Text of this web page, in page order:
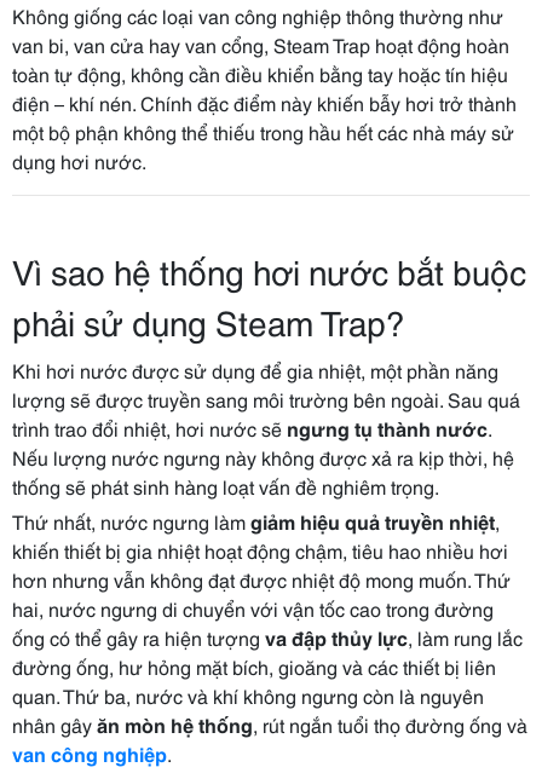
Không giống các loại van công nghiệp thông thường như
van bi, van cửa hay van cổng, Steam Trap hoạt động hoàn
toàn tự động, không cần điều khiển bằng tay hoặc tín hiệu
điện – khí nén. Chính đặc điểm này khiến bẫy hơi trở thành
một bộ phận không thể thiếu trong hầu hết các nhà máy sử
dụng hơi nước.
Vì sao hệ thống hơi nước bắt buộc
phải sử dụng Steam Trap?
Khi hơi nước được sử dụng để gia nhiệt, một phần năng
lượng sẽ được truyền sang môi trường bên ngoài. Sau quá
trình trao đổi nhiệt, hơi nước sẽ ngưng tụ thành nước.
Nếu lượng nước ngưng này không được xả ra kịp thời, hệ
thống sẽ phát sinh hàng loạt vấn đề nghiêm trọng.
Thứ nhất, nước ngưng làmgiảm hiệu quả truyền nhiệt,
khiến thiết bị gia nhiệt hoạt động chậm, tiêu hao nhiều hơi
hơn nhưng vẫn không đạt được nhiệt độ mong muốn. Thứ
hai, nước ngưng di chuyển với vận tốc cao trong đường
ống có thể gây ra hiện tượng va đập thủy lực, làm rung lắc
đường ống, hư hỏng mặt bích, gioăng và các thiết bị liên
quan. Thứ ba, nước và khí không ngưng còn là nguyên
nhân gâyăn mòn hệ thống, rút ngắn tuổi thọ đường ống và
van công nghiệp.